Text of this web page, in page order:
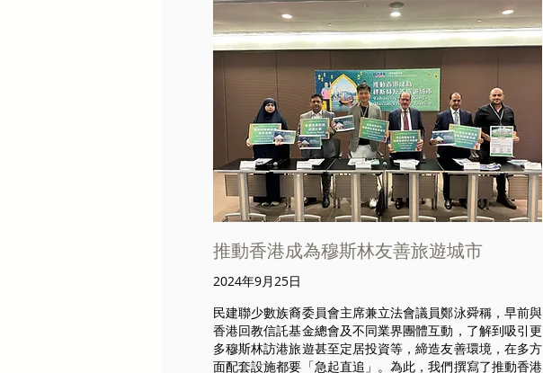
推動香港成為穆斯林友善旅遊城市
2024年9月25日
民建聯少數族裔委員會主席兼立法會議員鄭泳舜稱，早前與
香港回教信託基金總會及不同業界團體互動，了解到吸引更
多穆斯林訪港旅遊甚至定居投資等，締造友善環境，在多方
面配套設施都要「急起直追」。為此，我們撰寫了推動香港